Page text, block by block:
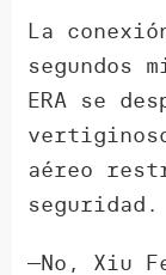
La
segundos
ERA se
aéreo
seguridad.
—No, Xiu